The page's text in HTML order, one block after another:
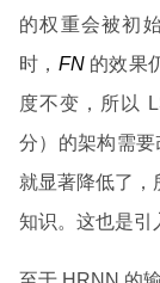
的权重会被初
时， FN的效果
度不变，所以
分）的架构需
就显著降低了，
知识。这也是引